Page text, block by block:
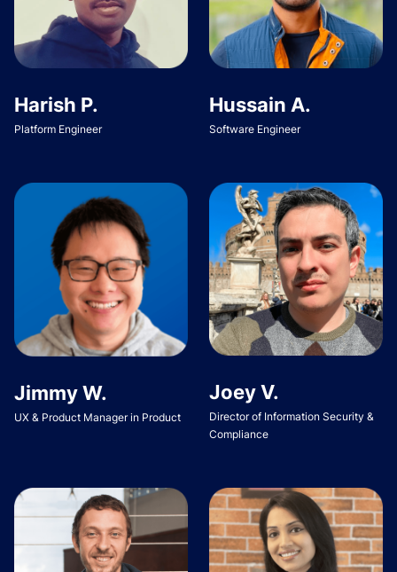
Harish P.
Platform Engineer
Hussain A.
Software Engineer
Jimmy W.
UX & Product Manager in Product
Joey V.
Director of Information Security &
Compliance